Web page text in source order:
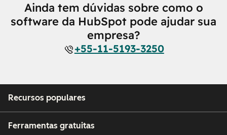
Ainda tem dúvidas sobre como o
software da HubSpot pode ajudar sua
empresa?
+55-11-5193-3250
Recursos populares
Ferramentas gratuitas